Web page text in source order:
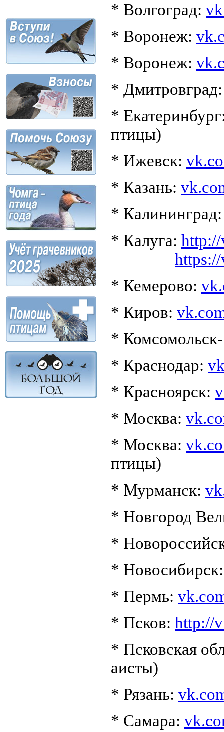
* Волгоград:
* Воронеж:
* Воронеж:
*
*
птицы)
* Ижевск:
* Казань:
*
* Калуга:
* Кемерово:
* Киров:
*
* Краснодар:
* Красноярск:
* Москва:
* Москва:
птицы)
* Мурманск:
* Новгород
*
*
* Пермь:
* Псков: http://
* Псковская
аисты)
* Рязань:
* Самара: